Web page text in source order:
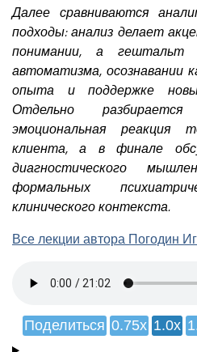
Далее сравниваются
подходы: анализ делает
понимании, а
автоматизма, осознавании
опыта и поддержке
Отдельно
эмоциональная реакция
клиента, а в финале
диагностического
формальных
клинического контекста.
Все лекции автора Погодин
Поделиться 0.75x 1.0x